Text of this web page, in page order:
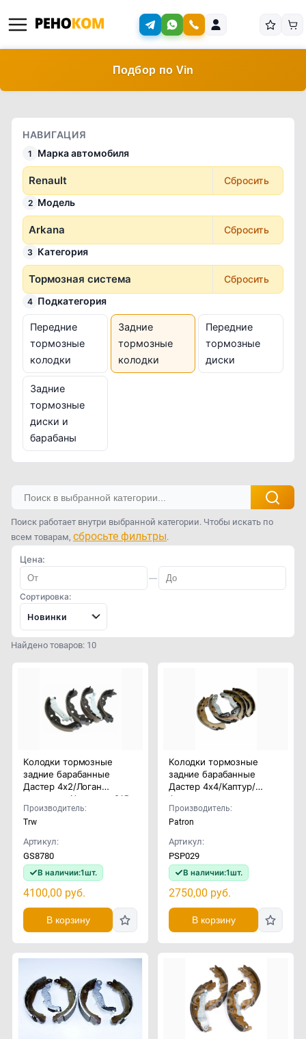
Подбор по Vin
НАВИГАЦИЯ
1 Марка автомобиля
Renault Сбросить
2 Модель
Arkana Сбросить
3 Категория
Тормозная система Сбросить
4 Подкатегория
Передние
тормозные
колодки
Задние
тормозные
колодки
Передние
тормозные
диски
Задние
тормозные
диски и
барабаны
Поиск работает внутри выбранной категории. Чтобы искать по
всем товарам, сбросьте фильтры.
Цена:
—
Сортировка:
Новинки
Найдено товаров: 10
Колодки тормозные
задние барабанные
Дастер 4x2/Логан
универсал/Альмера G15
Производитель:
Trw
Артикул:
GS8780
В наличии:1шт.
4100,00 руб.
В корзину
Колодки тормозные
задние барабанные
Дастер 4x4/Каптур/
Аркана
Производитель:
Patron
Артикул:
PSP029
В наличии:1шт.
2750,00 руб.
В корзину